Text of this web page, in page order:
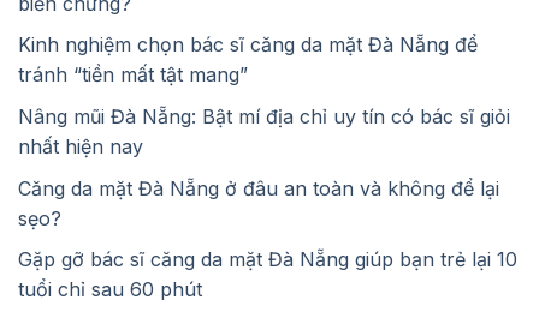
Kinh nghiệm chọn bác sĩ căng da mặt Đà Nẵng để
tránh “tiền mất tật mang”
Nâng mũi Đà Nẵng: Bật mí địa chỉ uy tín có bác sĩ giỏi
nhất hiện nay
Căng da mặt Đà Nẵng ở đâu an toàn và không để lại
sẹo?
Gặp gỡ bác sĩ căng da mặt Đà Nẵng giúp bạn trẻ lại 10
tuổi chỉ sau 60 phút